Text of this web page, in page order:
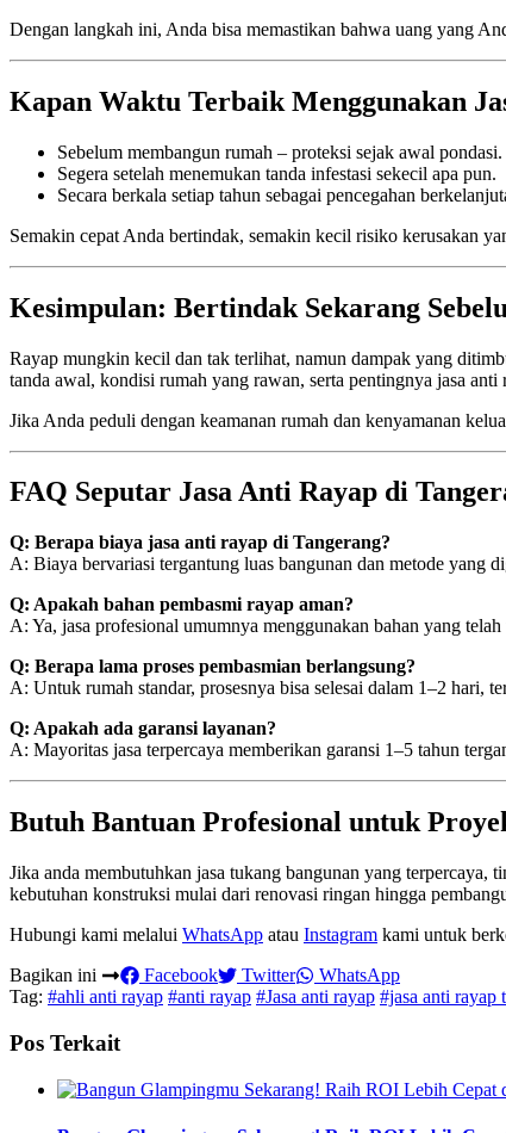
Dengan langkah ini, Anda bisa memastikan bahwa uang yang
Kapan Waktu Terbaik Menggunakan
Sebelum membangun rumah – proteksi sejak awal pondasi.
Segera setelah menemukan tanda infestasi sekecil apa pun.
Secara berkala setiap tahun sebagai pencegahan
Semakin cepat Anda bertindak, semakin kecil risiko kerusakan
Kesimpulan: Bertindak Sekarang
Rayap mungkin kecil dan tak terlihat, namun dampak yang
tanda awal, kondisi rumah yang rawan, serta pentingnya jasa
Jika Anda peduli dengan keamanan rumah dan kenyamanan
FAQ Seputar Jasa Anti Rayap di
Q: Berapa biaya jasa anti rayap di Tangerang?
A: Biaya bervariasi tergantung luas bangunan dan metode yang
Q: Apakah bahan pembasmi rayap aman?
A: Ya, jasa profesional umumnya menggunakan bahan yang
Q: Berapa lama proses pembasmian berlangsung?
A: Untuk rumah standar, prosesnya bisa selesai dalam 1–2 hari,
Q: Apakah ada garansi layanan?
A: Mayoritas jasa terpercaya memberikan garansi 1–5 tahun
Butuh Bantuan Profesional untuk
Jika anda membutuhkan jasa tukang bangunan yang terpercaya,
kebutuhan konstruksi mulai dari renovasi ringan hingga
Hubungi kami melalui WhatsApp atau Instagram kami untuk
Bagikan ini
Facebook Twitter
WhatsApp
Tag: #ahli anti rayap #anti rayap #Jasa anti rayap #jasa anti rayap
Pos Terkait